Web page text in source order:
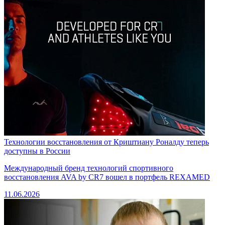
Технологии восстановления от Криштиану Роналду теперь
доступны в России
Международный бренд технологий спортивного
восстановления AVA by CR7 вошел в портфель REXAMED
11.06.2026